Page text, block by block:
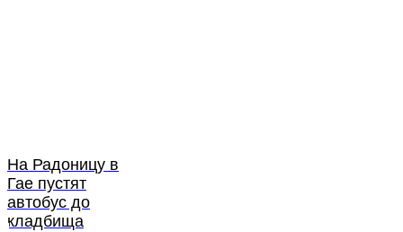
На Радоницу в
Гае пустят
автобус до
кладбища